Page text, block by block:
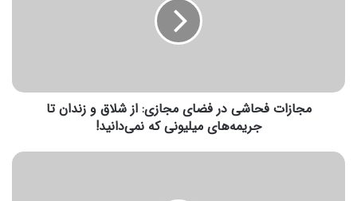
مجازات فحاشی در فضای مجازی: از شلاق و زندان تا
جریمه‌های میلیونی که نمی‌دانید!